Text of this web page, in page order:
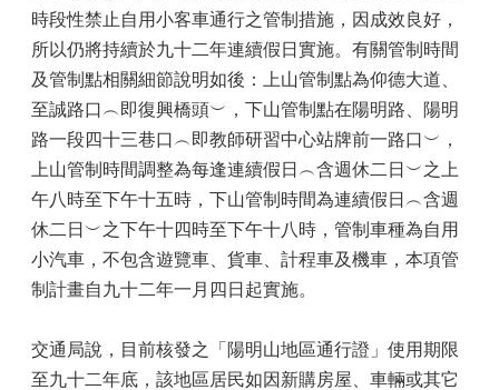
時段性禁止自用小客車通行之管制措施，因成效良好，
所以仍將持續於九十二年連續假日實施。有關管制時間
及管制點相關細節說明如後：上山管制點為仰德大道、
至誠路口︵即復興橋頭︶，下山管制點在陽明路、陽明
路一段四十三巷口︵即教師研習中心站牌前一路口︶，
上山管制時間調整為每逢連續假日︵含週休二日︶之上
午八時至下午十五時，下山管制時間為連續假日︵含週
休二日︶之下午十四時至下午十八時，管制車種為自用
小汽車，不包含遊覽車、貨車、計程車及機車，本項管
制計畫自九十二年一月四日起實施。
交通局說，目前核發之「陽明山地區通行證」使用期限
至九十二年底，該地區居民如因新購房屋、車輛或其它